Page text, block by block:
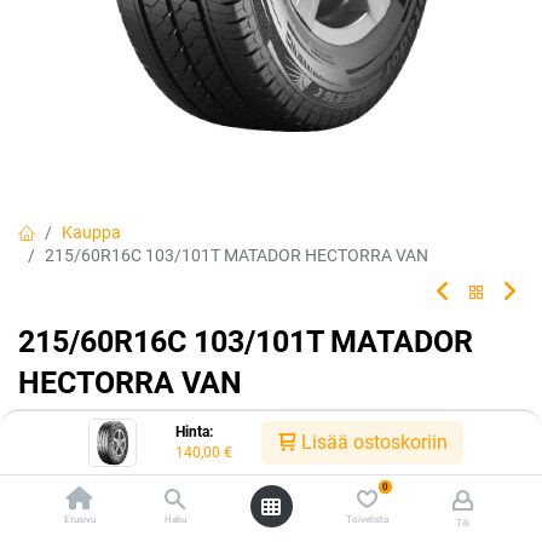
Hinta:
140,00 € Lisää ostoskoriin
Etusivu Haku
0
Toivelista Tili
Kauppa
215/60R16C 103/101T MATADOR HECTORRA VAN
215/60R16C 103/101T MATADOR
HECTORRA VAN
Hyötyajoneuvojen tasapainoinen kesätuote, joka vastaa kaikkiin
haasteisiin.
4050496002916 Tuotekoodi:240470
140,00€